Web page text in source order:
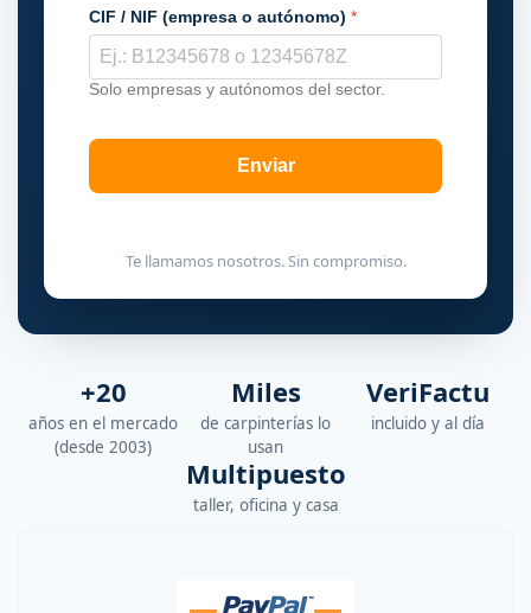
CIF / NIF (empresa o autónomo) *
Solo empresas y autónomos del sector.
Enviar
Te llamamos nosotros. Sin compromiso.
+20
años en el mercado
(desde 2003)
Miles
de carpinterías lo
usan
VeriFactu
incluido y al día
Multipuesto
taller, oficina y casa